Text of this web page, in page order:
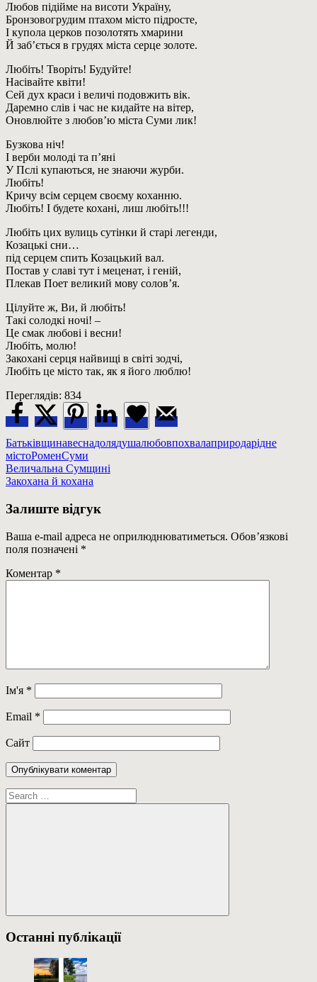
Любов підійме на висоти Україну,
Бронзовогрудим птахом місто підросте,
І купола церков позолотять хмарини
Й заб’ється в грудях міста серце золоте.
Любіть! Творіть! Будуйте!
Насівайте квіти!
Сей дух краси і величі подовжить вік.
Даремно слів і час не кидайте на вітер,
Оновлюйте з любов’ю міста Суми лик!
Бузкова ніч!
І верби молоді та п’яні
У Пслі купаються, не знаючи журби.
Любіть!
Кричу всім серцем своєму коханню.
Любіть! І будете кохані, лиш любіть!!!
Любіть цих вулиць сутінки й старі легенди,
Козацькі сни…
під серцем спить Козацький вал.
Постав у славі тут і меценат, і геній,
Плекав Поет великий мову солов’я.
Цілуйте ж, Ви, й любіть!
Такі солодкі ночі! –
Це смак любові і весни!
Любіть, молю!
Закохані серця найвищі в світі зодчі,
Любіть це місто так, як я його люблю!
Переглядів: 834
Батьківщинавеснадолядушалюбовпохвалаприродарідне
містоРоменСуми
Навігація
записів
Previous
Post:
Величальна Сумщині
Next
Закохана й кохана
Залиште відгук
Ваша e-mail адреса не оприлюднюватиметься. Обов’язкові
поля позначені *
Коментар *
Ім'я *
Email *
Сайт
Пошук:
Пошук
Останні публікації